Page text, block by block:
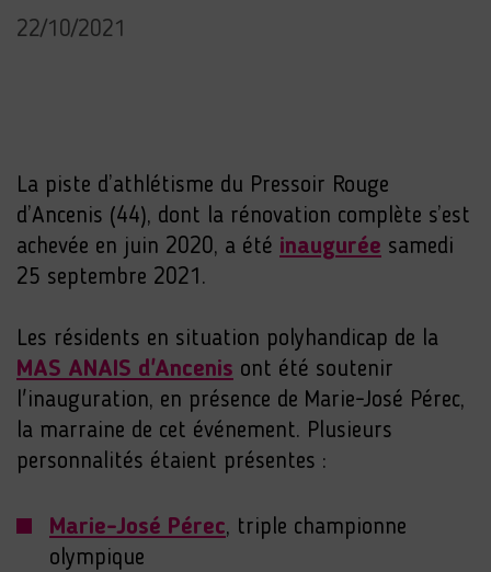
22/10/2021
La piste d’athlétisme du Pressoir Rouge
d’Ancenis (44), dont la rénovation complète s’est
achevée en juin 2020, a été inaugurée samedi
25 septembre 2021.
Les résidents en situation polyhandicap de la
MAS ANAIS d'Ancenis ont été soutenir
l'inauguration, en présence de Marie-José Pérec,
la marraine de cet événement. Plusieurs
personnalités étaient présentes :
Marie-José Pérec, triple championne
olympique